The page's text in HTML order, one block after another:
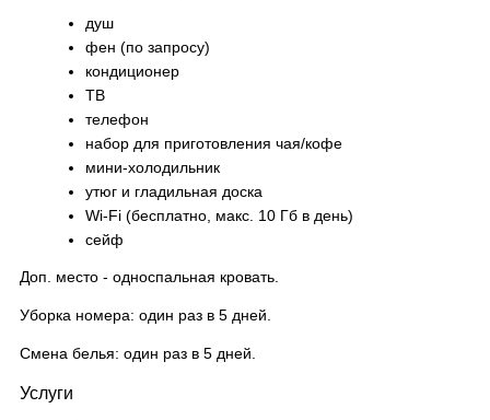
душ
фен (по запросу)
кондиционер
ТВ
телефон
набор для приготовления чая/кофе
мини-холодильник
утюг и гладильная доска
Wi-Fi (бесплатно, макс. 10 Гб в день)
сейф
Доп. место - односпальная кровать.
Уборка номера: один раз в 5 дней.
Смена белья: один раз в 5 дней.
Услуги